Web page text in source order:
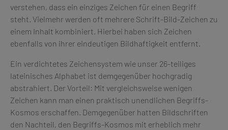
verstehen, dass ein einziges Zeichen für einen Begriff
steht. Vielmehr werden oft mehrere Schrift-Bild-Zeichen zu
einem Inhalt kombiniert. Hierbei haben sich Zeichen
ebenfalls von ihrer eindeutigen Bildhaftigkeit entfernt.
Ein verdichtetes Zeichensystem wie unser 26-teiliges
lateinisches Alphabet ist demgegenüber hochgradig
abstrahiert. Der Vorteil: Mit vergleichsweise wenigen
Zeichen kann man einen praktisch unendlichen Begriffs-
Kosmos erschaffen. Demgegenüber hatten Bildschriften
den Nachteil, den Begriffs-Kosmos mit erheblich mehr